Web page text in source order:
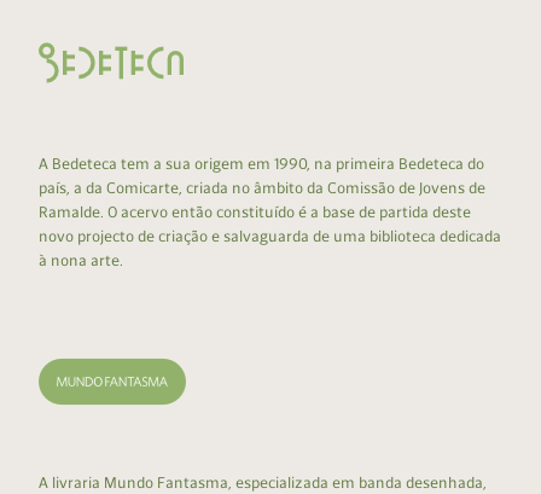
A Bedeteca tem a sua origem em 1990, na primeira Bedeteca do
país, a da Comicarte, criada no âmbito da Comissão de Jovens de
Ramalde. O acervo então constituído é a base de partida deste
novo projecto de criação e salvaguarda de uma biblioteca dedicada
à nona arte.
A livraria Mundo Fantasma, especializada em banda desenhada,